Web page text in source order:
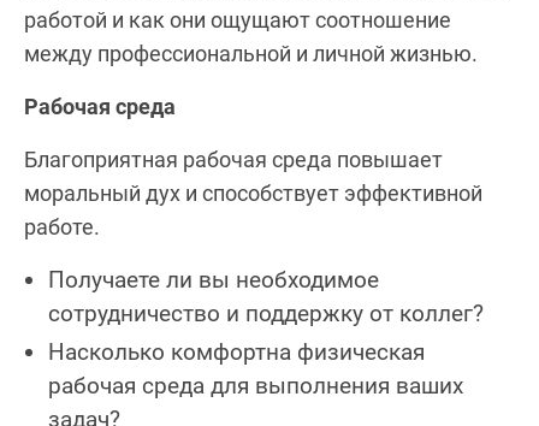
работой и как они ощущают соотношение
между профессиональной и личной жизнью.
Рабочая среда
Благоприятная рабочая среда повышает
моральный дух и способствует эффективной
работе.
Получаете ли вы необходимое
сотрудничество и поддержку от коллег?
Насколько комфортна физическая
рабочая среда для выполнения ваших
задач?